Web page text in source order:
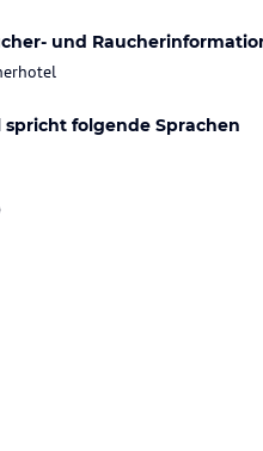
und
spricht folgende Sprachen